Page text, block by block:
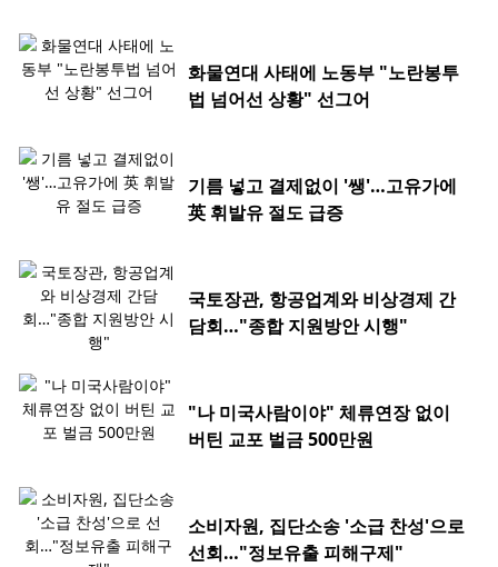
화물연대 사태에 노동부 "노란봉투
법 넘어선 상황" 선그어
기름 넣고 결제없이 '쌩'…고유가에
英 휘발유 절도 급증
국토장관, 항공업계와 비상경제 간
담회…"종합 지원방안 시행"
"나 미국사람이야" 체류연장 없이
버틴 교포 벌금 500만원
소비자원, 집단소송 '소급 찬성'으로
선회…"정보유출 피해구제"